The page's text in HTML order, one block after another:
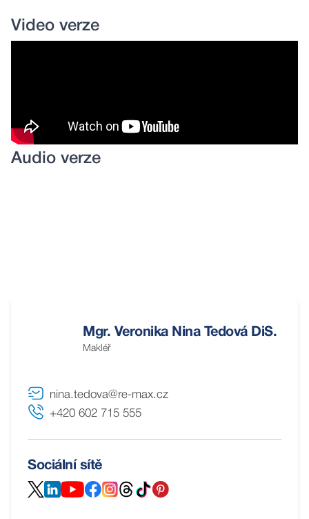
Video verze
Audio verze
Mgr. Veronika Nina Tedová DiS.
Makléř
nina.tedova@re-max.cz
+420 602 715 555
Sociální sítě